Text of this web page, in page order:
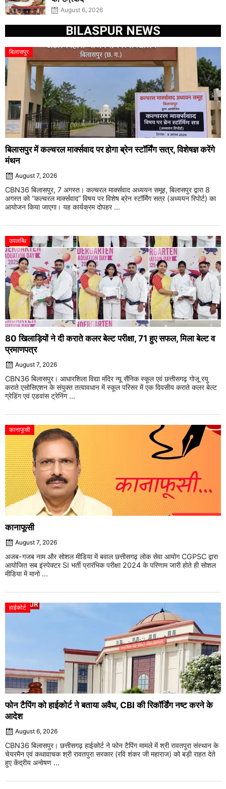
August 6, 2026
BILASPUR NEWS
बिलासपुर
बिलासपुर में कल्चरल मार्क्सवाद पर होगा ब्रेन स्टॉर्मिंग सत्र, विशेषज्ञ करेंगे
मंथन
August 7, 2026
CBN36 बिलासपुर, 7 अगस्त। कल्चरल मार्क्सवाद अध्ययन समूह, बिलासपुर द्वारा 8
अगस्त को “कल्चरल मार्क्सवाद” विषय पर विशेष ब्रेन स्टॉर्मिंग सत्र (अध्ययन रिपोर्ट) का
आयोजन किया जाएगा। यह कार्यक्रम दोपहर ...
उपलब्धि
80 खिलाड़ियों ने दी कराते कलर बेल्ट परीक्षा, 71 हुए सफल, मिला बेल्ट व
प्रमाणपत्र
August 7, 2026
CBN36 बिलासपुर। आधारशिला विद्या मंदिर न्यू सैनिक स्कूल एवं छत्तीसगढ़ गोजू रयु
कराते एसोसिएशन के संयुक्त तत्वावधान में स्कूल परिसर में एक दिवसीय कराते कलर बेल्ट
ग्रेडिंग एवं एडवांस ट्रेनिंग ...
कानाफूसी
कानाफूसी
August 7, 2026
अजब-गजब नाम और सोशल मीडिया में बवाल छत्तीसगढ़ लोक सेवा आयोग CGPSC द्वारा
आयोजित सब इंस्पेक्टर SI भर्ती प्रारंभिक परीक्षा 2024 के परिणाम जारी होते ही सोशल
मीडिया में मानो ...
हाईकोर्ट
फोन टैपिंग को हाईकोर्ट ने बताया अवैध, CBI की रिकॉर्डिंग नष्ट करने के
आदेश
August 6, 2026
CBN36 बिलासपुर। छत्तीसगढ़ हाईकोर्ट ने फोन टैपिंग मामले में श्री रावतपुरा संस्थान के
चेयरमैन एवं कथावाचक श्री रावतपुरा सरकार (रवि शंकर जी महाराज) को बड़ी राहत देते
हुए केंद्रीय अन्वेषण ...